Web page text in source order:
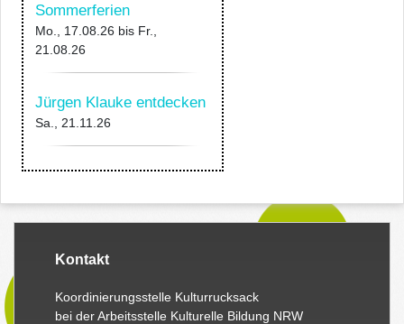
Sommerferien
Mo., 17.08.26 bis Fr.,
21.08.26
Jürgen Klauke entdecken
Sa., 21.11.26
Kontakt
Koordinierungsstelle Kulturrucksack
bei der Arbeitsstelle Kulturelle Bildung NRW